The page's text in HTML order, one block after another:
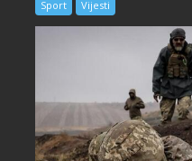
Sport Vijesti